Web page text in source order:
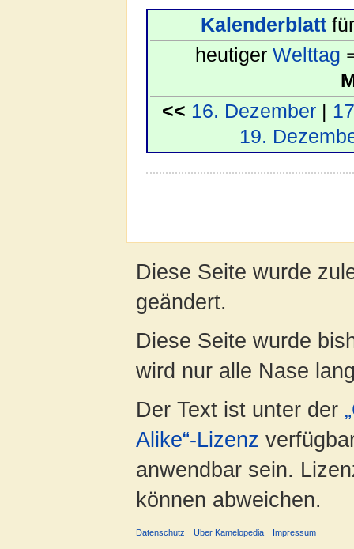
Kalenderblatt
heutiger Welttag
<< 16. Dezember|
19.
Diese Seite wurde
geändert.
Diese Seite wurde
wird nur alle Nase
Der Text ist unter der
Alike“-Lizenz
anwendbar sein.
können abweichen.
Datenschutz Über Kamelopedia Impressum